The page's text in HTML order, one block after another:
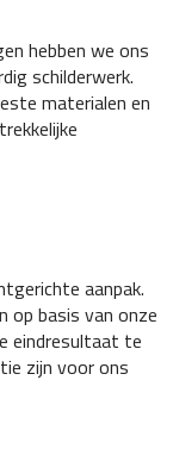
hebben we ons
schilderwerk.
materialen en
aanpak.
op basis van onze
eindresultaat te
zijn voor ons